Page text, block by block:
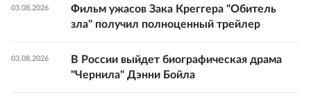
03.08.2026
Фильм ужасов Зака Креггера "Обитель
зла" получил полноценный трейлер
03.08.2026
В России выйдет биографическая драма
"Чернила" Дэнни Бойла